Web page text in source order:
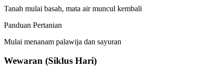
Tanah mulai basah, mata air muncul kembali
Panduan Pertanian
Mulai menanam palawija dan sayuran
Wewaran (Siklus Hari)